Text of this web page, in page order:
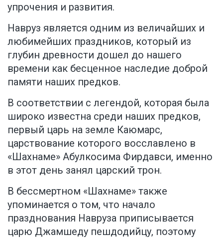
упрочения и развития.
Навруз является одним из величайших и
любимейших праздников, который из
глубин древности дошел до нашего
времени как бесценное наследие доброй
памяти наших предков.
В соответствии с легендой, которая была
широко известна среди наших предков,
первый царь на земле Каюмарс,
царствование которого восславлено в
«Шахнаме» Абулкосима Фирдавси, именно
в этот день занял царский трон.
В бессмертном «Шахнаме» также
упоминается о том, что начало
празднования Навруза приписывается
царю Джамшеду пешдодийцу, поэтому